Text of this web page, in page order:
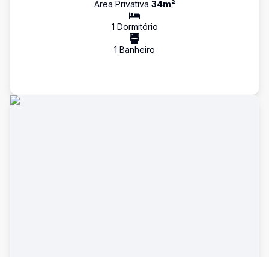
Área Privativa 34m²
1 Dormitório
1 Banheiro